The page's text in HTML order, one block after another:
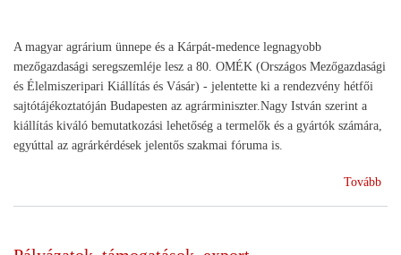
A magyar agrárium ünnepe és a Kárpát-medence legnagyobb
mezőgazdasági seregszemléje lesz a 80. OMÉK (Országos Mezőgazdasági
és Élelmiszeripari Kiállítás és Vásár) - jelentette ki a rendezvény hétfői
sajtótájékoztatóján Budapesten az agrárminiszter.Nagy István szerint a
kiállítás kiváló bemutatkozási lehetőség a termelők és a gyártók számára,
egyúttal az agrárkérdések jelentős szakmai fóruma is.
Tovább